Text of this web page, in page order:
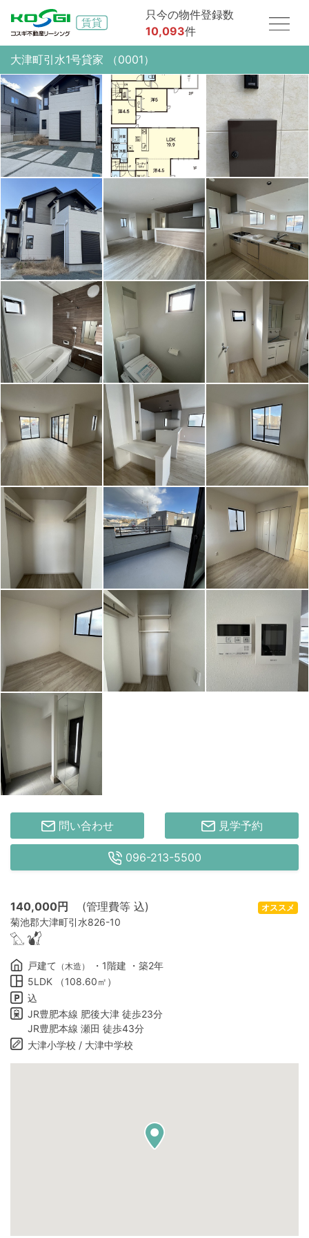
只今の物件登録数
10,093件
大津町引水1号貸家 （0001）
問い合わせ 見学予約
096-213-5500
140,000円 (管理費等 込)
菊池郡大津町引水826-10
オススメ
戸建て （木造）
・1階建 ・築2年
5LDK （108.60㎡）
込
JR豊肥本線 肥後大津 徒歩23分
JR豊肥本線 瀬田 徒歩43分
大津小学校 / 大津中学校